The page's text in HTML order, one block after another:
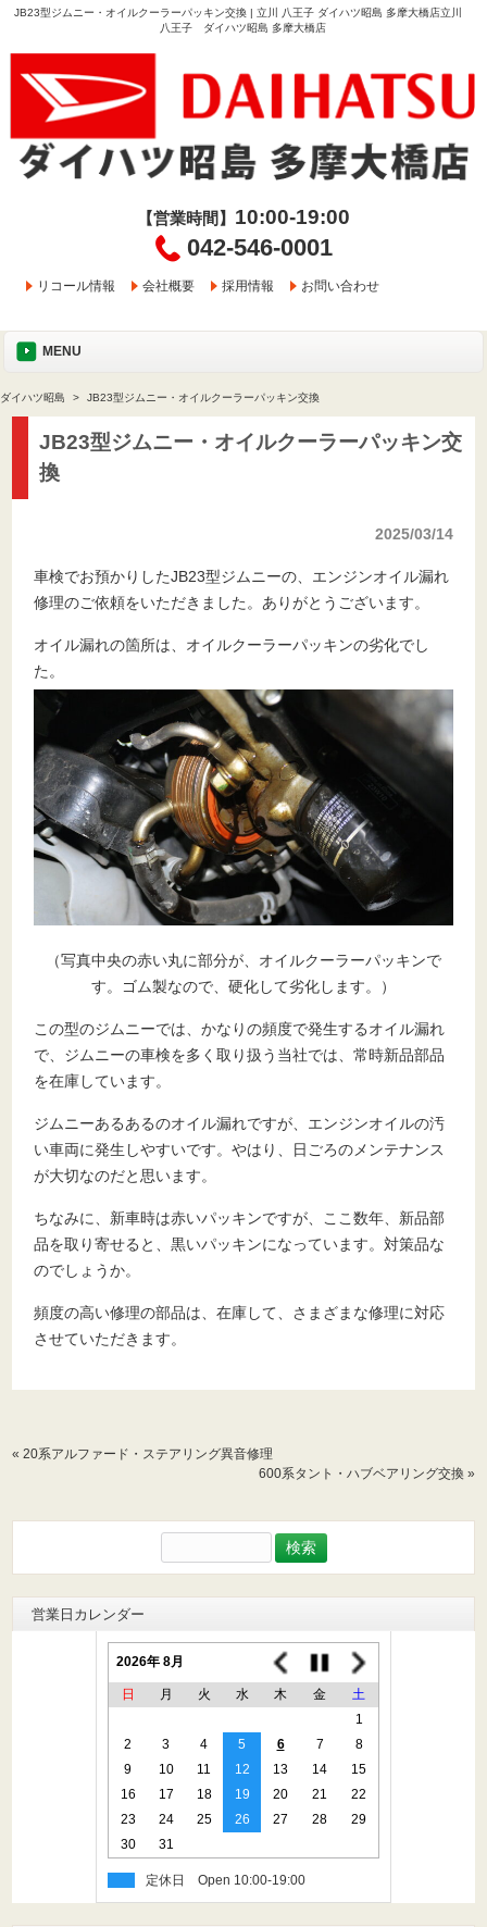
JB23型ジムニー・オイルクーラーパッキン交換 | 立川 八王子 ダイハツ昭島 多摩大橋店立川
八王子 ダイハツ昭島 多摩大橋店
【営業時間】 10:00-19:00
042-546-0001
リコール情報 会社概要 採用情報 お問い合わせ
MENU
ダイハツ昭島 JB23型ジムニー・オイルクーラーパッキン交換
JB23型ジムニー・オイルクーラーパッキン交
換
2025/03/14
車検でお預かりしたJB23型ジムニーの、エンジンオイル漏れ
修理のご依頼をいただきました。ありがとうございます。
オイル漏れの箇所は、オイルクーラーパッキンの劣化でし
た。
（写真中央の赤い丸に部分が、オイルクーラーパッキンで
す。ゴム製なので、硬化して劣化します。）
この型のジムニーでは、かなりの頻度で発生するオイル漏れ
で、ジムニーの車検を多く取り扱う当社では、常時新品部品
を在庫しています。
ジムニーあるあるのオイル漏れですが、エンジンオイルの汚
い車両に発生しやすいです。やはり、日ごろのメンテナンス
が大切なのだと思います。
ちなみに、新車時は赤いパッキンですが、ここ数年、新品部
品を取り寄せると、黒いパッキンになっています。対策品な
のでしょうか。
頻度の高い修理の部品は、在庫して、さまざまな修理に対応
させていただきます。
«20系アルファード・ステアリング異音修理
600系タント・ハブベアリング交換 »
索:
営業日カレンダー
2026年 8月
日 月 火 水 木 金
土
1
2
3 4 5 6 7
8
9
10 11 12 13 14
15
16
17 18 19 20 21
22
23
24 25 26 27 28
29
30
31
定休日